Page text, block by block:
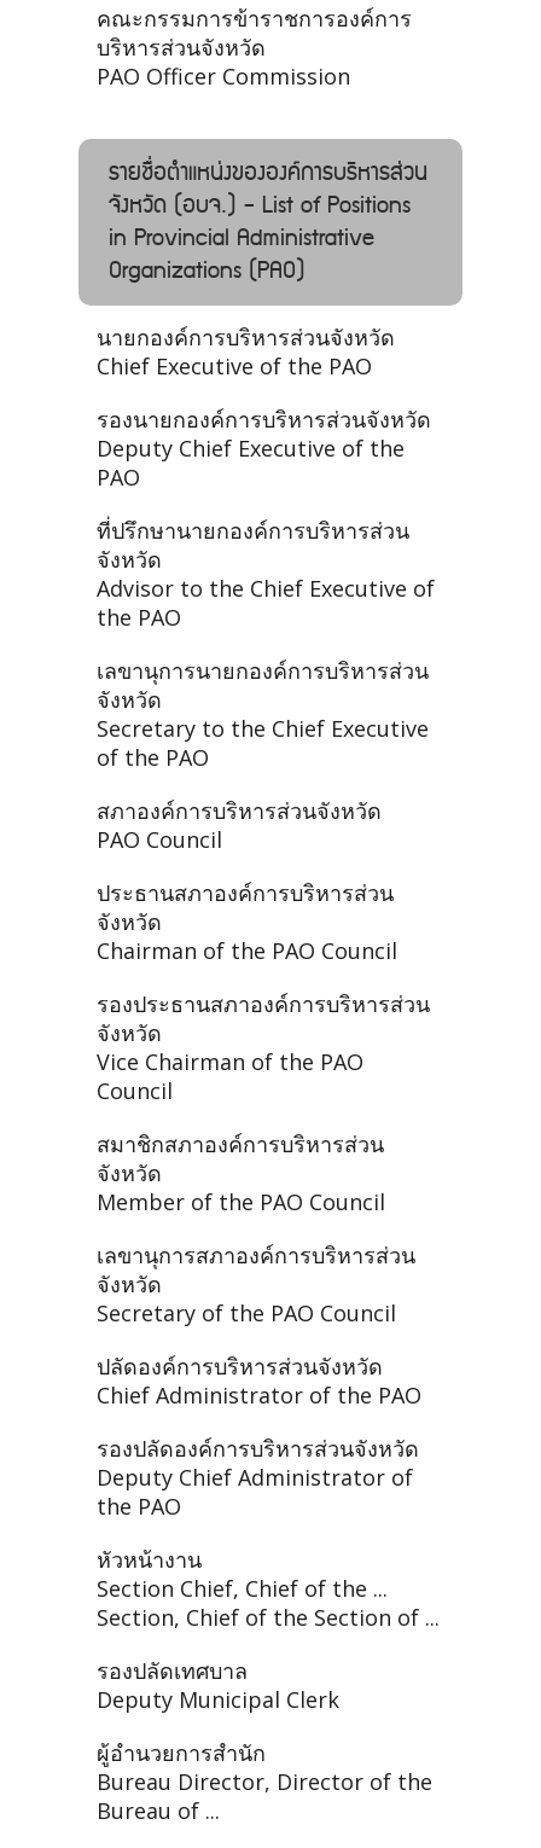
คณะกรรมการข้าราชการองค์การ
บริหารส่วนจังหวัด
PAO Officer Commission
รายชื่อตำแหน่งขององค์การบริหารส่วน
จังหวัด (อบจ.) - List of Positions
in Provincial Administrative
Organizations (PAO)
นายกองค์การบริหารส่วนจังหวัด
Chief Executive of the PAO
รองนายกองค์การบริหารส่วนจังหวัด
Deputy Chief Executive of the
PAO
ที่ปรึกษานายกองค์การบริหารส่วน
จังหวัด
Advisor to the Chief Executive of
the PAO
เลขานุการนายกองค์การบริหารส่วน
จังหวัด
Secretary to the Chief Executive
of the PAO
สภาองค์การบริหารส่วนจังหวัด
PAO Council
ประธานสภาองค์การบริหารส่วน
จังหวัด
Chairman of the PAO Council
รองประธานสภาองค์การบริหารส่วน
จังหวัด
Vice Chairman of the PAO
Council
สมาชิกสภาองค์การบริหารส่วน
จังหวัด
Member of the PAO Council
เลขานุการสภาองค์การบริหารส่วน
จังหวัด
Secretary of the PAO Council
ปลัดองค์การบริหารส่วนจังหวัด
Chief Administrator of the PAO
รองปลัดองค์การบริหารส่วนจังหวัด
Deputy Chief Administrator of
the PAO
หัวหน้างาน
Section Chief, Chief of the ...
Section, Chief of the Section of ...
รองปลัดเทศบาล
Deputy Municipal Clerk
ผู้อำนวยการสำนัก
Bureau Director, Director of the
Bureau of ...